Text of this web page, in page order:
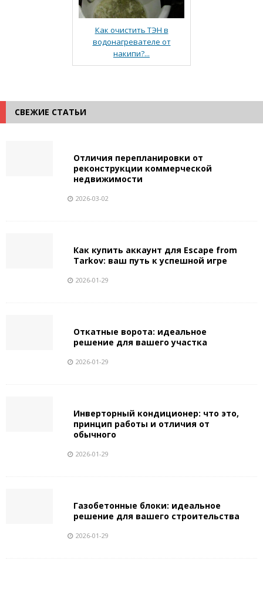
Как очистить ТЭН в
водонагревателе от
накипи?...
СВЕЖИЕ СТАТЬИ
Отличия перепланировки от
реконструкции коммерческой
недвижимости
2026-03-02
Как купить аккаунт для Escape from
Tarkov: ваш путь к успешной игре
2026-01-29
Откатные ворота: идеальное
решение для вашего участка
2026-01-29
Инверторный кондиционер: что это,
принцип работы и отличия от
обычного
2026-01-29
Газобетонные блоки: идеальное
решение для вашего строительства
2026-01-29